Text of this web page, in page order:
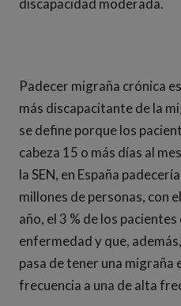
discapacidad moderada.
Padecer migraña crónica
más discapacitante de la
se define porque los
cabeza 15 o más días al
la SEN, en España
millones de personas, con
año, el 3 % de los
enfermedad y que,
pasa de tener una migraña
frecuencia a una de alta